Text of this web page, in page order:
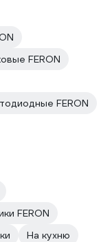
FERON
FERON
FERON
На кухню